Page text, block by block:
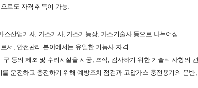
로도 자격 취득이 가능.
스산업기사, 가스기사, 가스기능장, 가스기술사 등으로 나누어짐.
서, 안전관리 분야에서는 유일한 기능사 자격.
등의 제조 및 수리시설을 시공, 조작, 검사하기 위한 기술적 사항의
운전하고 충전하기 위해 예방조치 점검과 고압가스 충전용기의 운